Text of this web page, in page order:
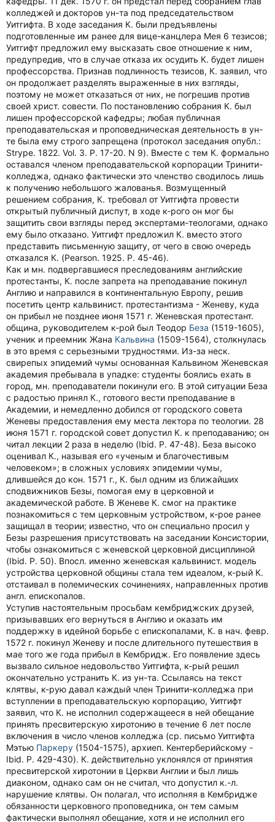
колледжей и докторов ун-та под председательством
Уитгифта. В ходе заседания К. были предъявлены
подготовленные им ранее для вице-канцлера Мея 6 тезисов;
Уитгифт предложил ему высказать свое отношение к ним,
предупредив, что в случае отказа их осудить К. будет лишен
профессорства. Признав подлинность тезисов, К. заявил, что
он продолжает разделять выраженные в них взгляды,
поэтому не может отказаться от них, не погрешив против
своей христ. совести. По постановлению собрания К. был
лишен профессорской кафедры; любая публичная
преподавательская и проповедническая деятельность в ун-
те была ему строго запрещена (протокол заседания опубл.:
Strype. 1822. Vol. 3. P. 17-20. N 9). Вместе с тем К. формально
оставался членом преподавательской корпорации Тринити-
колледжа, однако фактически это членство сводилось лишь
к получению небольшого жалованья. Возмущенный
решением собрания, К. требовал от Уитгифта провести
открытый публичный диспут, в ходе к-рого он мог бы
защитить свои взгляды перед экспертами-теологами, однако
ему было отказано. Уитгифт предложил К. вместо этого
представить письменную защиту, от чего в свою очередь
отказался К. (Pearson. 1925. P. 45-46).
Как и мн. подвергавшиеся преследованиям английские
протестанты, К. после запрета на преподавание покинул
Англию и направился в континентальную Европу, решив
посетить центр кальвинист. протестантизма - Женеву, куда
он прибыл не позднее июня 1571 г. Женевская протестант.
община, руководителем к-рой был Теодор Беза (1519-1605),
ученик и преемник Жана Кальвина (1509-1564), столкнулась
в это время с серьезными трудностями. Из-за неск.
свирепых эпидемий чумы основанная Кальвином Женевская
академия пребывала в упадке: студенты боялись ехать в
город, мн. преподаватели покинули его. В этой ситуации Беза
с радостью принял К., готового вести преподавание в
Академии, и немедленно добился от городского совета
Женевы предоставления ему места лектора по теологии. 28
июня 1571 г. городской совет допустил К. к преподаванию; он
читал лекции 2 раза в неделю (Ibid. P. 47-48). Беза высоко
оценивал К., называя его «ученым и благочестивым
человеком»; в сложных условиях эпидемии чумы,
длившейся до кон. 1571 г., К. был одним из ближайших
сподвижников Безы, помогая ему в церковной и
академической работе. В Женеве К. смог на практике
познакомиться с тем церковным устройством, к-рое ранее
защищал в теории; известно, что он специально просил у
Безы разрешения присутствовать на заседании Консистории,
чтобы ознакомиться с женевской церковной дисциплиной
(Ibid. P. 50). Впосл. именно женевская кальвинист. модель
устройства церковной общины стала тем идеалом, к-рый К.
отстаивал в полемических сочинениях, направленных против
англ. епископалов.
Уступив настоятельным просьбам кембриджских друзей,
призывавших его вернуться в Англию и оказать им
поддержку в идейной борьбе с епископалами, К. в нач. февр.
1572 г. покинул Женеву и после длительного путешествия в
мае того же года прибыл в Кембридж. Его появление здесь
вызвало сильное недовольство Уитгифта, к-рый решил
окончательно устранить К. из ун-та. Ссылаясь на текст
клятвы, к-рую давал каждый член Тринити-колледжа при
вступлении в преподавательскую корпорацию, Уитгифт
заявил, что К. не исполнил содержащееся в ней обещание
принять пресвитерскую хиротонию в течение 6 лет после
включения в число членов колледжа (ср. письмо Уитгифта
Мэтью Паркеру (1504-1575), архиеп. Кентерберийскому -
Ibid. P. 429-430). К. действительно уклонялся от принятия
пресвитерской хиротонии в Церкви Англии и был лишь
диаконом, однако сам он не считал, что допустил к.-л.
нарушение клятвы. Он полагал, что исполняя в Кембридже
обязанности церковного проповедника, он тем самым
фактически выполнял обещание, хотя и не исполнил его